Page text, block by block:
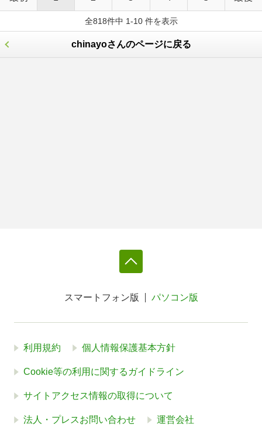
全818件中 1-10 件を表示
chinayoさんのページに戻る
スマートフォン版 パソコン版
利用規約 個人情報保護基本方針
Cookie等の利用に関するガイドライン
サイトアクセス情報の取得について
法人・プレスお問い合わせ 運営会社